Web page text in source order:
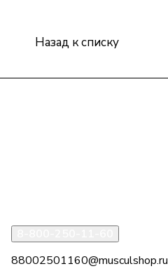
Назад к списку
88002501160@musculshop.ru